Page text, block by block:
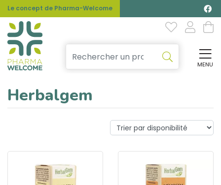
Le concept de Pharma-Welcome
MENU
Herbalgem